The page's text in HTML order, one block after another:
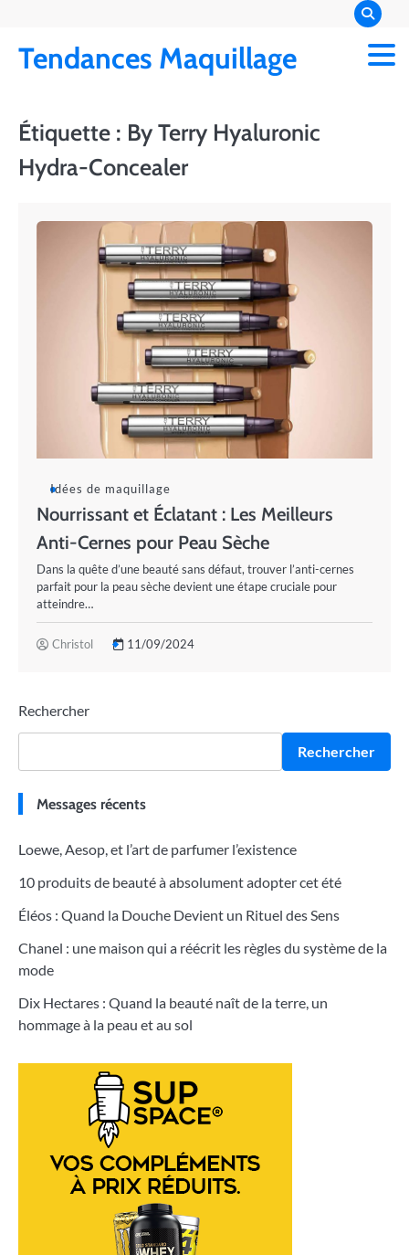
content
Tendances Maquillage
Étiquette : By Terry Hyaluronic
Hydra-Concealer
Idées de maquillage
Nourrissant et Éclatant : Les Meilleurs
Anti-Cernes pour Peau Sèche
Dans la quête d’une beauté sans défaut, trouver l’anti-cernes
parfait pour la peau sèche devient une étape cruciale pour
atteindre…
Christol 11/09/2024
Rechercher
Rechercher
Messages récents
Loewe, Aesop, et l’art de parfumer l’existence
10 produits de beauté à absolument adopter cet été
Éléos : Quand la Douche Devient un Rituel des Sens
Chanel : une maison qui a réécrit les règles du système de la
mode
Dix Hectares : Quand la beauté naît de la terre, un
hommage à la peau et au sol